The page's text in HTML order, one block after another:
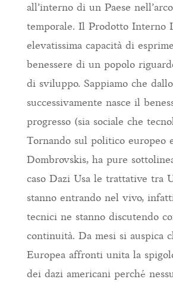
all’interno di un Paese
temporale. Il Prodotto Interno
elevatissima capacità di
benessere di un popolo
di sviluppo. Sappiamo che
successivamente nasce il
progresso (sia sociale che
Tornando sul politico europeo
Dombrovskis, ha pure
caso Dazi Usa le trattative tra
stanno entrando nel vivo,
tecnici ne stanno discutendo
continuità. Da mesi si auspica
Europea affronti unita la
dei dazi americani perché